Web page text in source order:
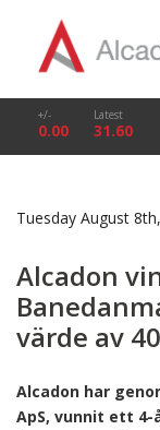
+/-
0.00
Latest
31.60
Tuesday August
Alcadon
värde av
Alcadon har
ApS, vunnit ett